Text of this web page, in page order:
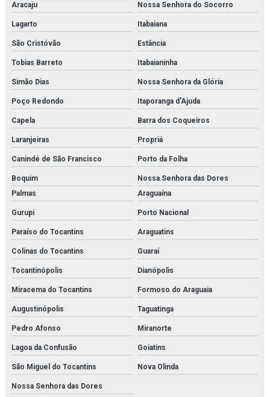
Aracaju
Nossa Senhora do Socorro
Lagarto Itabaiana
São Cristóvão Estância
Tobias Barreto Itabaianinha
Simão Dias Nossa Senhora da Glória
Poço Redondo Itaporanga d'Ajuda
Capela Barra dos Coqueiros
Laranjeiras Propriá
Canindé de São Francisco Porto da Folha
Boquim
Nossa Senhora das Dores
Palmas
Araguaína
Gurupi Porto Nacional
Paraíso do Tocantins Araguatins
Colinas do Tocantins Guaraí
Tocantinópolis Dianópolis
Miracema do Tocantins Formoso do Araguaia
Augustinópolis Taguatinga
Pedro Afonso Miranorte
Lagoa da Confusão Goiatins
São Miguel do Tocantins Nova Olinda
Nossa Senhora das Dores